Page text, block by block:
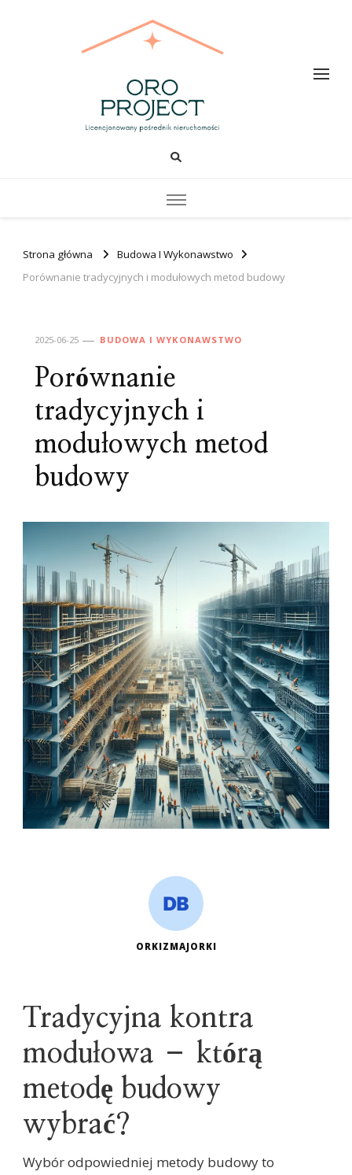
Oro PROJECT
Strona główna
Budowa I Wykonawstwo
Porównanie tradycyjnych i modułowych metod budowy
2025-06-25 BUDOWA I WYKONAWSTWO
Porównanie
tradycyjnych i
modułowych metod
budowy
ORKIZMAJORKI
Tradycyjna kontra
modułowa – którą
metodę budowy
wybrać?
Wybór odpowiedniej metody budowy to